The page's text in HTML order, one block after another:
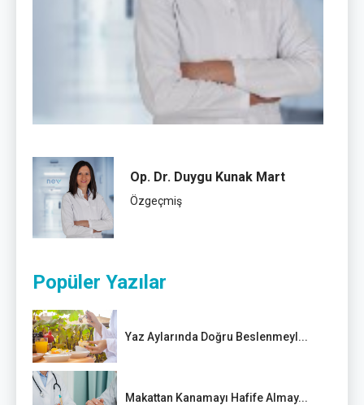
Op. Dr. Duygu Kunak Mart
Özgeçmiş
Popüler Yazılar
Yaz Aylarında Doğru Beslenmeyl...
Makattan Kanamayı Hafife Almay...